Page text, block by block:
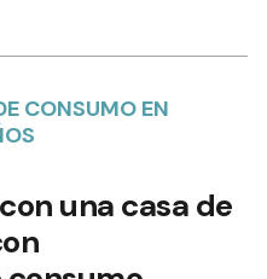
CONSUMO EN
una casa de